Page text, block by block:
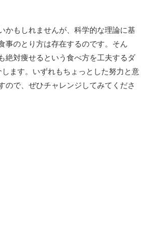
かもしれませんが、科学的な理論に基
事のとり方は存在するのです。そん
絶対痩せるという食べ方を工夫するダ
ます。いずれもちょっとした努力と意
ので、ぜひチャレンジしてみてくださ